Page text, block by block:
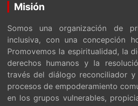
Misión
Somos una organización de
inclusiva, con una concepción
Promovemos la espiritualidad, la
derechos humanos y la
través del diálogo reconciliador
procesos de empoderamiento
en los grupos vulnerables,